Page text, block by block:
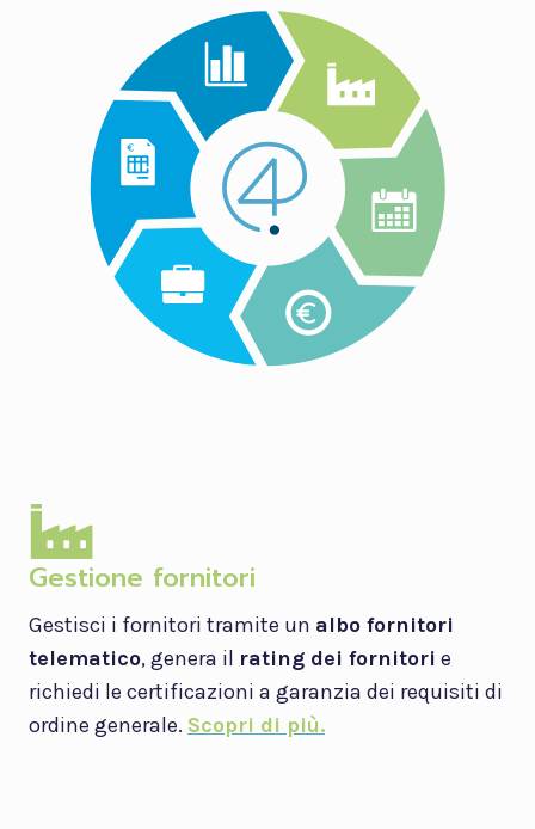
Gestione fornitori
Gestisci i fornitori tramite un albo fornitori
telematico, genera il rating dei fornitori e
richiedi le certificazioni a garanzia dei requisiti di
ordine generale. Scopri di più.